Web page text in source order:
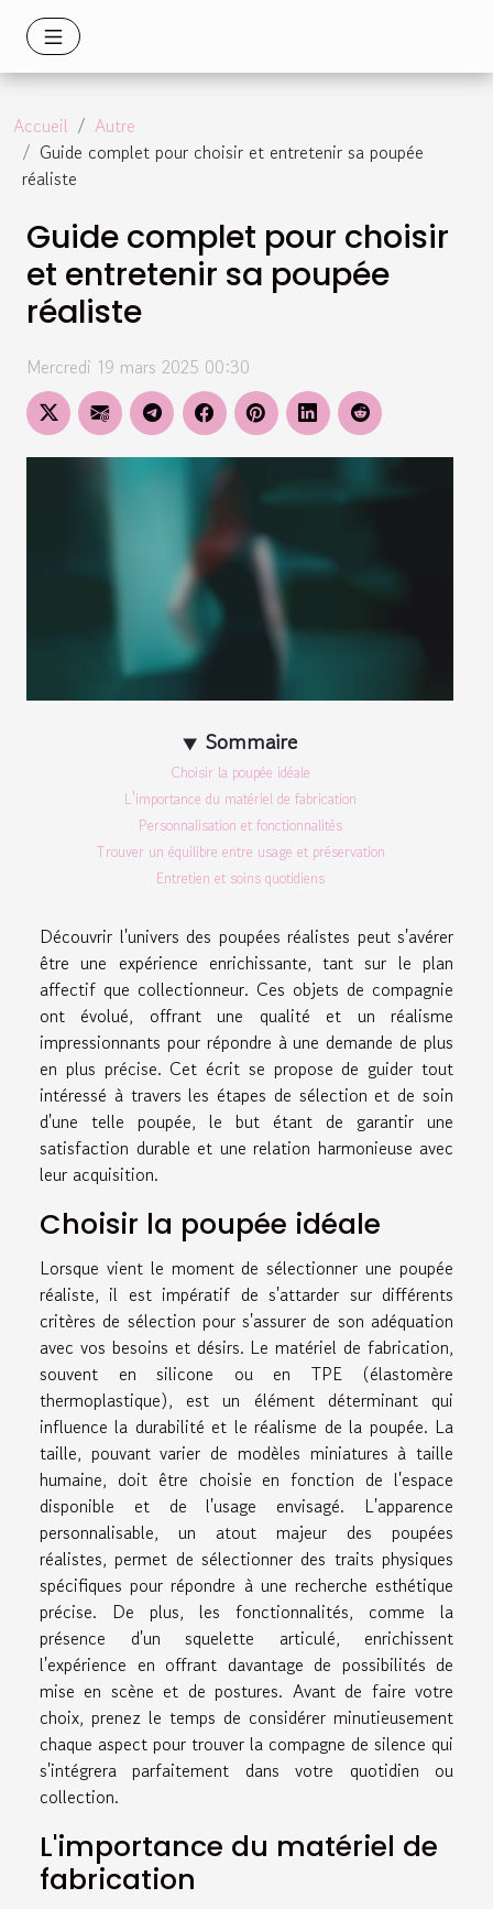
Accueil
Autre
Guide complet pour choisir et entretenir sa poupée
réaliste
Guide complet pour choisir
et entretenir sa poupée
réaliste
Mercredi 19 mars 2025 00:30
Sommaire
Choisir la poupée idéale
L'importance du matériel de fabrication
Personnalisation et fonctionnalités
Trouver un équilibre entre usage et préservation
Entretien et soins quotidiens
Découvrir l'univers des poupées réalistes peut s'avérer
être une expérience enrichissante, tant sur le plan
affectif que collectionneur. Ces objets de compagnie
ont évolué, offrant une qualité et un réalisme
impressionnants pour répondre à une demande de plus
en plus précise. Cet écrit se propose de guider tout
intéressé à travers les étapes de sélection et de soin
d'une telle poupée, le but étant de garantir une
satisfaction durable et une relation harmonieuse avec
leur acquisition.
Choisir la poupée idéale
Lorsque vient le moment de sélectionner une poupée
réaliste, il est impératif de s'attarder sur différents
critères de sélection pour s'assurer de son adéquation
avec vos besoins et désirs. Le matériel de fabrication,
souvent en silicone ou en TPE (élastomère
thermoplastique), est un élément déterminant qui
influence la durabilité et le réalisme de la poupée. La
taille, pouvant varier de modèles miniatures à taille
humaine, doit être choisie en fonction de l'espace
disponible et de l'usage envisagé. L'apparence
personnalisable, un atout majeur des poupées
réalistes, permet de sélectionner des traits physiques
spécifiques pour répondre à une recherche esthétique
précise. De plus, les fonctionnalités, comme la
présence d'un squelette articulé, enrichissent
l'expérience en offrant davantage de possibilités de
mise en scène et de postures. Avant de faire votre
choix, prenez le temps de considérer minutieusement
chaque aspect pour trouver la compagne de silence qui
s'intégrera parfaitement dans votre quotidien ou
collection.
L'importance du matériel de
fabrication